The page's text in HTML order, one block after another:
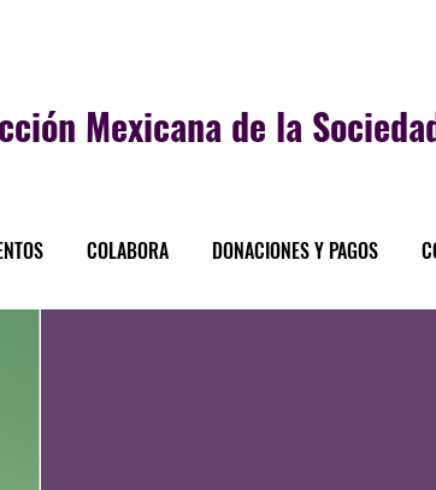
Mexicana de la
COLABORA DONACIONES Y PAGOS